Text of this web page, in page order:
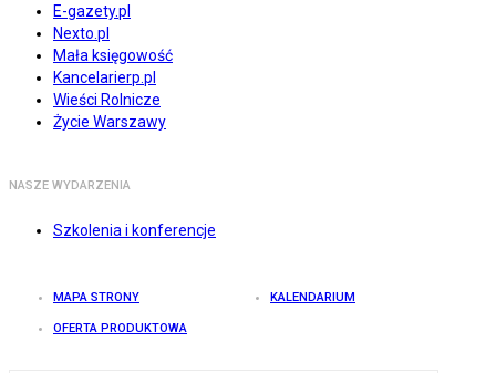
E-gazety.pl
Nexto.pl
Mała księgowość
Kancelarierp.pl
Wieści Rolnicze
Życie Warszawy
NASZE WYDARZENIA
Szkolenia i konferencje
MAPA STRONY KALENDARIUM
OFERTA PRODUKTOWA